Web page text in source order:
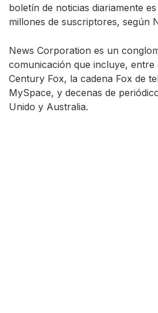
boletín de noticias diariamente
millones de suscriptores, según
News Corporation es un
comunicación que incluye,
Century Fox, la cadena Fox de
MySpace, y decenas de
Unido y Australia.